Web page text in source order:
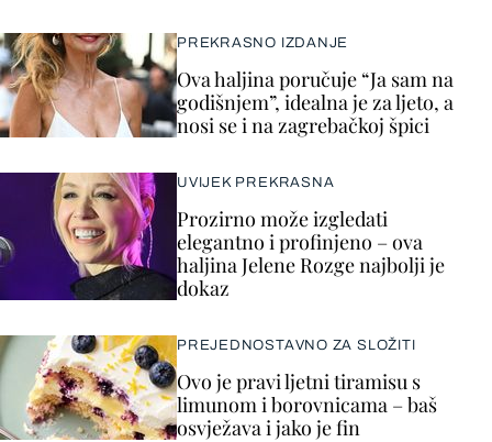
PREKRASNO IZDANJE
Ova haljina poručuje “Ja sam na
godišnjem”, idealna je za ljeto, a
nosi se i na zagrebačkoj špici
UVIJEK PREKRASNA
Prozirno može izgledati
elegantno i profinjeno – ova
haljina Jelene Rozge najbolji je
dokaz
PREJEDNOSTAVNO ZA SLOŽITI
Ovo je pravi ljetni tiramisu s
limunom i borovnicama – baš
osvježava i jako je fin